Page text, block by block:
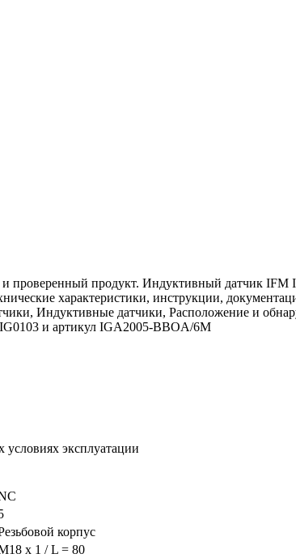
продукт. Индуктивный датчик IFM
характеристики, инструкции,
Индуктивные датчики, Расположение и
IG0103 и артикул IGA2005-BBOA/6M
эксплуатации
корпус
x 1 / L = 80